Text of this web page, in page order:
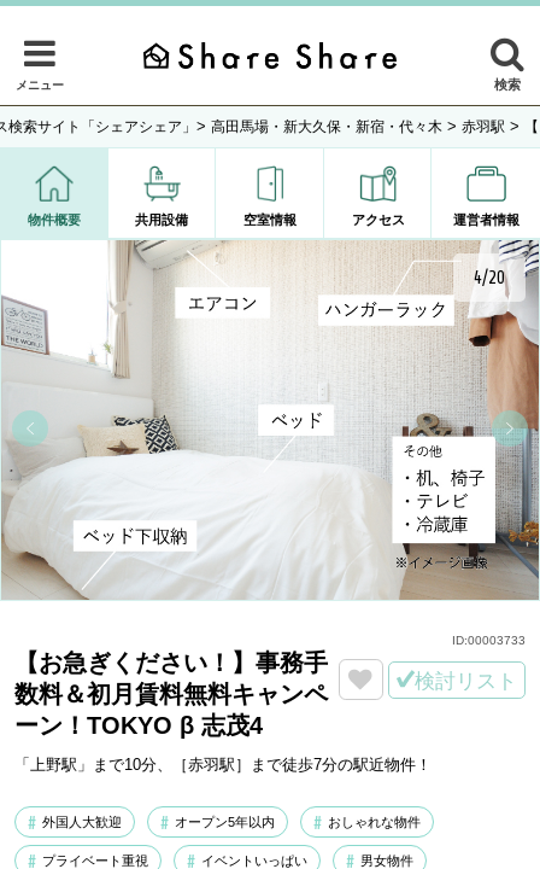
メニュー 検索
検索サイト「シェアシェア」 > 高田馬場・新大久保・新宿・代々木 > 赤羽駅 >
物件概要 共用設備 空室情報 アクセス 運営者情報
4/20
【お急ぎください！】事務手
数料＆初月賃料無料キャンペ
ーン！TOKYO β 志茂4
「上野駅」まで10分、［赤羽駅］まで徒歩7分の駅近物件！
検討リスト
外国人大歓迎 オープン5年以内 おしゃれな物件
プライベート重視 イベントいっぱい 男女物件
ID:00003733